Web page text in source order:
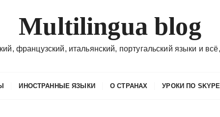
Multilingua blog
французский, итальянский, португальский языки и
ИНОСТРАННЫЕ ЯЗЫКИ О СТРАНАХ УРОКИ ПО SKYPE